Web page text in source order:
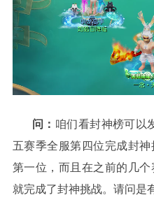
问： 咱们看封神榜可以
五赛季全服第四位完成封
第一位，而且在之前的几
就完成了封神挑战。请问是